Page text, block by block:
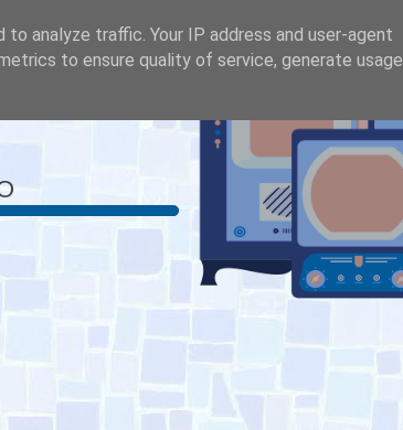
analyze traffic. Your IP address and user-agent
to ensure quality of service, generate usage